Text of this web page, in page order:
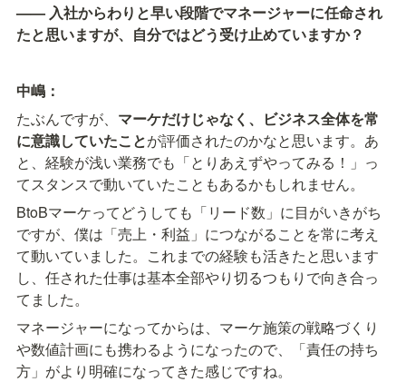
—— 入社からわりと早い段階でマネージャーに任命され
たと思いますが、自分ではどう受け止めていますか？
中嶋：
たぶんですが、 マーケだけじゃなく、ビジネス全体を常
に意識していたことが評価されたのかなと思います。あ
と、経験が浅い業務でも「とりあえずやってみる！」っ
てスタンスで動いていたこともあるかもしれません。
BtoBマーケってどうしても「リード数」に目がいきがち
ですが、僕は「売上・利益」につながることを常に考え
て動いていました。これまでの経験も活きたと思います
し、任された仕事は基本全部やり切るつもりで向き合っ
てました。
マネージャーになってからは、マーケ施策の戦略づくり
や数値計画にも携わるようになったので、「責任の持ち
方」がより明確になってきた感じですね。